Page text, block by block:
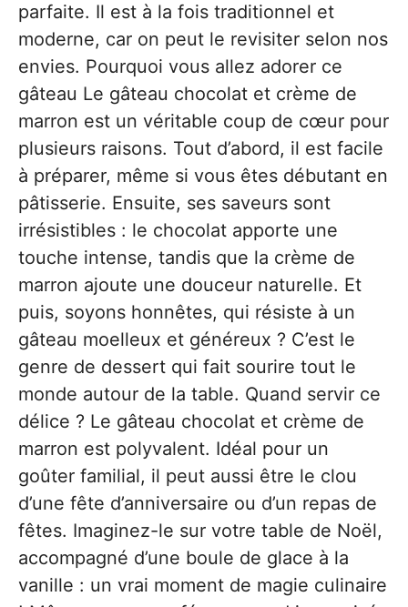
parfaite. Il est à la fois traditionnel et
moderne, car on peut le revisiter selon nos
envies. Pourquoi vous allez adorer ce
gâteau Le gâteau chocolat et crème de
marron est un véritable coup de cœur pour
plusieurs raisons. Tout d’abord, il est facile
à préparer, même si vous êtes débutant en
pâtisserie. Ensuite, ses saveurs sont
irrésistibles : le chocolat apporte une
touche intense, tandis que la crème de
marron ajoute une douceur naturelle. Et
puis, soyons honnêtes, qui résiste à un
gâteau moelleux et généreux ? C’est le
genre de dessert qui fait sourire tout le
monde autour de la table. Quand servir ce
délice ? Le gâteau chocolat et crème de
marron est polyvalent. Idéal pour un
goûter familial, il peut aussi être le clou
d’une fête d’anniversaire ou d’un repas de
fêtes. Imaginez-le sur votre table de Noël,
accompagné d’une boule de glace à la
vanille : un vrai moment de magie culinaire